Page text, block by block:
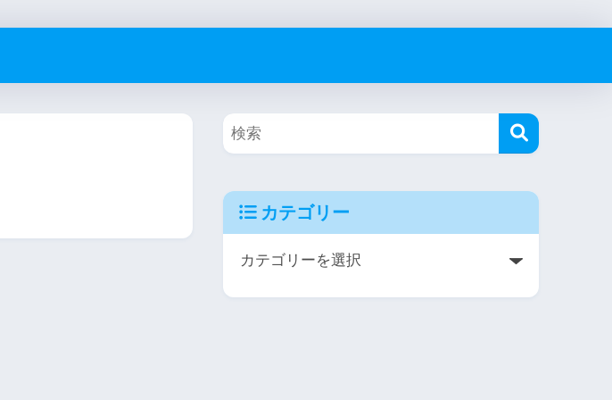
カテゴリー